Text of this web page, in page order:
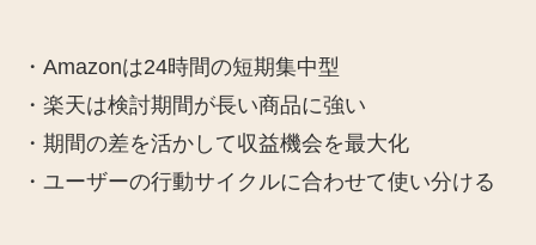
・Amazonは24時間の短期集中型
・楽天は検討期間が長い商品に強い
・期間の差を活かして収益機会を最大化
・ユーザーの行動サイクルに合わせて使い分ける